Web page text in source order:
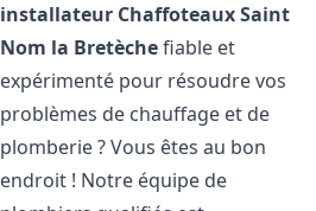
installateur ChaffoteauxSaint
Nom la Bretèchefiable et
expérimenté pour résoudre vos
problèmes de chauffage et de
plomberie ? Vous êtes au bon
endroit ! Notre équipe de